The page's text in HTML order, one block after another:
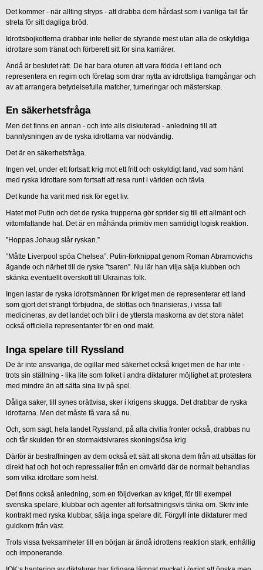
Det kommer - när allting stryps - att drabba dem hårdast som i vanliga fall får
streta för sitt dagliga bröd.
Idrottsbojkotterna drabbar inte heller de styrande mest utan alla de oskyldiga
idrottare som tränat och förberett sitt för sina karriärer.
Ändå är beslutet rätt. De har bara oturen att vara födda i ett land och
representera en regim och företag som drar nytta av idrottsliga framgångar och
av att arrangera betydelsefulla matcher, turneringar och mästerskap.
En säkerhetsfråga
Men det finns en annan - och inte alls diskuterad - anledning till att
bannlysningen av de ryska idrottarna var nödvändig.
Det är en säkerhetsfråga.
Ingen vet, under ett fortsatt krig mot ett fritt och oskyldigt land, vad som hänt
med ryska idrottare som fortsatt att resa runt i världen och tävla.
Det kunde ha varit med risk för eget liv.
Hatet mot Putin och det de ryska trupperna gör sprider sig till ett allmänt och
vittomfattande hat. Det är en måhända primitiv men samtidigt logisk reaktion.
”Hoppas Johaug slår ryskan.”
”Måtte Liverpool spöa Chelsea”. Putin-förknippat genom Roman Abramovichs
ägande och närhet till de ryske ”tsaren”. Nu lär han vilja sälja klubben och
skänka eventuellt överskott till Ukrainas folk.
Ingen lastar de ryska idrottsmännen för kriget men de representerar ett land
som gjort det strängt förbjudna, de stöttas och finansieras, i vissa fall
medicineras, av det landet och blir i de yttersta maskorna av det stora nätet
också officiella representanter för en ond makt.
Inga spelare till Ryssland
De är inte ansvariga, de ogillar med säkerhet också kriget men de har inte -
trots sin ställning - lika lite som folket i andra diktaturer möjlighet att protestera
med mindre än att sätta sina liv på spel.
Dåliga saker, till synes orättvisa, sker i krigens skugga. Det drabbar de ryska
idrottarna. Men det måste få vara så nu.
Och, som sagt, hela landet Ryssland, på alla civilia fronter också, drabbas nu
och får skulden för en stormaktsivrares skoningslösa krig.
Därför är bestraffningen av dem också ett sätt att skona dem från att utsättas för
direkt hat och hot och repressalier från en omvärld där de normalt behandlas
som vilka idrottare som helst.
Det finns också anledning, som en följdverkan av kriget, för till exempel
svenska spelare, klubbar och agenter att fortsättningsvis tänka om. Skriv inte
kontrakt med ryska klubbar, sälja inga spelare dit. Förgyll inte diktaturer med
guldkorn från väst.
Trots vissa tveksamheter till en början är ändå idrottens reaktion stark, enhällig
och imponerande.